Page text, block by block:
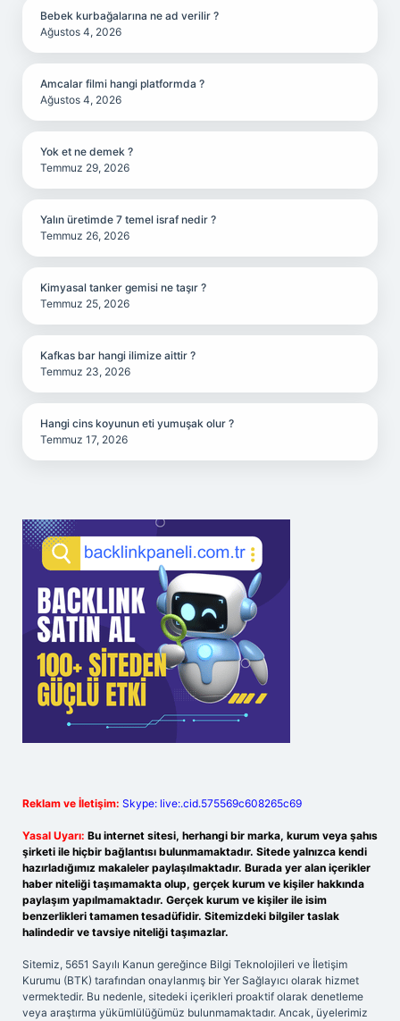
Bebek kurbağalarına ne ad verilir ?
Ağustos 4, 2026
Amcalar filmi hangi platformda ?
Ağustos 4, 2026
Yok et ne demek ?
Temmuz 29, 2026
Yalın üretimde 7 temel israf nedir ?
Temmuz 26, 2026
Kimyasal tanker gemisi ne taşır ?
Temmuz 25, 2026
Kafkas bar hangi ilimize aittir ?
Temmuz 23, 2026
Hangi cins koyunun eti yumuşak olur ?
Temmuz 17, 2026
Reklam ve İletişim: Skype: live:.cid.575569c608265c69
Yasal Uyarı: Bu internet sitesi, herhangi bir marka, kurum veya şahıs
şirketi ile hiçbir bağlantısı bulunmamaktadır. Sitede yalnızca kendi
hazırladığımız makaleler paylaşılmaktadır. Burada yer alan içerikler
haber niteliği taşımamakta olup, gerçek kurum ve kişiler hakkında
paylaşım yapılmamaktadır. Gerçek kurum ve kişiler ile isim
benzerlikleri tamamen tesadüfidir. Sitemizdeki bilgiler taslak
halindedir ve tavsiye niteliği taşımazlar.
Sitemiz, 5651 Sayılı Kanun gereğince Bilgi Teknolojileri ve İletişim
Kurumu (BTK) tarafından onaylanmış bir Yer Sağlayıcı olarak hizmet
vermektedir. Bu nedenle, sitedeki içerikleri proaktif olarak denetleme
veya araştırma yükümlülüğümüz bulunmamaktadır. Ancak, üyelerimiz